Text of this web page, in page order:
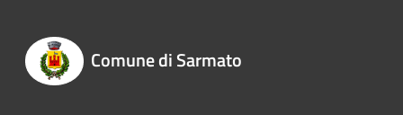
Comune di Sarmato